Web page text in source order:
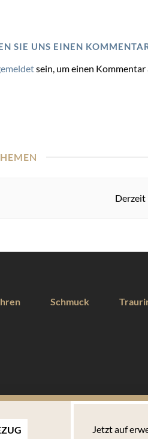
SIE UNS EINEN
sein, um einen Kommentar
Derzeit
Schmuck
COOKIES
eine optimale
Jetzt auf